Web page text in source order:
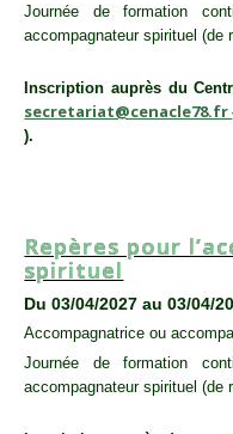
Journée de formation
accompagnateur spirituel (de
Inscription auprès du
secretariat@cenacle78.fr
).
Repères pour
spirituel
Du 03/04/2027 au 03/04/
Accompagnatrice ou
Journée de formation
accompagnateur spirituel (de